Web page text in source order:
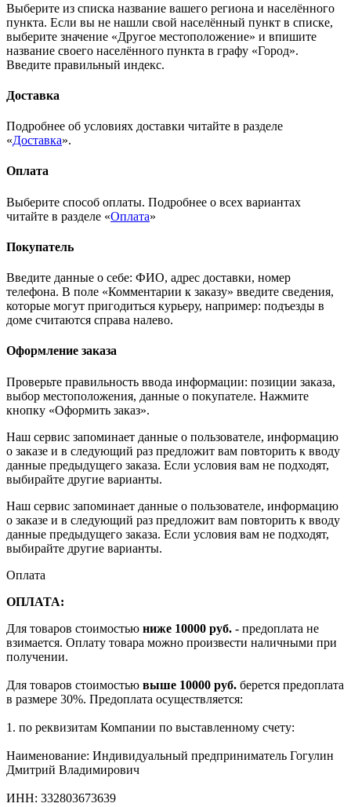
Выберите из списка название вашего региона и населённого
пункта. Если вы не нашли свой населённый пункт в списке,
выберите значение «Другое местоположение» и впишите
название своего населённого пункта в графу «Город».
Введите правильный индекс.
Доставка
Подробнее об условиях доставки читайте в разделе
«Доставка».
Оплата
Выберите способ оплаты. Подробнее о всех вариантах
читайте в разделе «Оплата»
Покупатель
Введите данные о себе: ФИО, адрес доставки, номер
телефона. В поле «Комментарии к заказу» введите сведения,
которые могут пригодиться курьеру, например: подъезды в
доме считаются справа налево.
Оформление заказа
Проверьте правильность ввода информации: позиции заказа,
выбор местоположения, данные о покупателе. Нажмите
кнопку «Оформить заказ».
Наш сервис запоминает данные о пользователе, информацию
о заказе и в следующий раз предложит вам повторить к вводу
данные предыдущего заказа. Если условия вам не подходят,
выбирайте другие варианты.
Наш сервис запоминает данные о пользователе, информацию
о заказе и в следующий раз предложит вам повторить к вводу
данные предыдущего заказа. Если условия вам не подходят,
выбирайте другие варианты.
Оплата
ОПЛАТА:
Для товаров стоимостью ниже 10000 руб. - предоплата не
взимается. Оплату товара можно произвести наличными при
получении.
Для товаров стоимостью выше 10000 руб. берется предоплата
в размере 30%. Предоплата осуществляется:
1. по реквизитам Компании по выставленному счету:
Наименование: Индивидуальный предприниматель Гогулин
Дмитрий Владимирович
ИНН: 332803673639